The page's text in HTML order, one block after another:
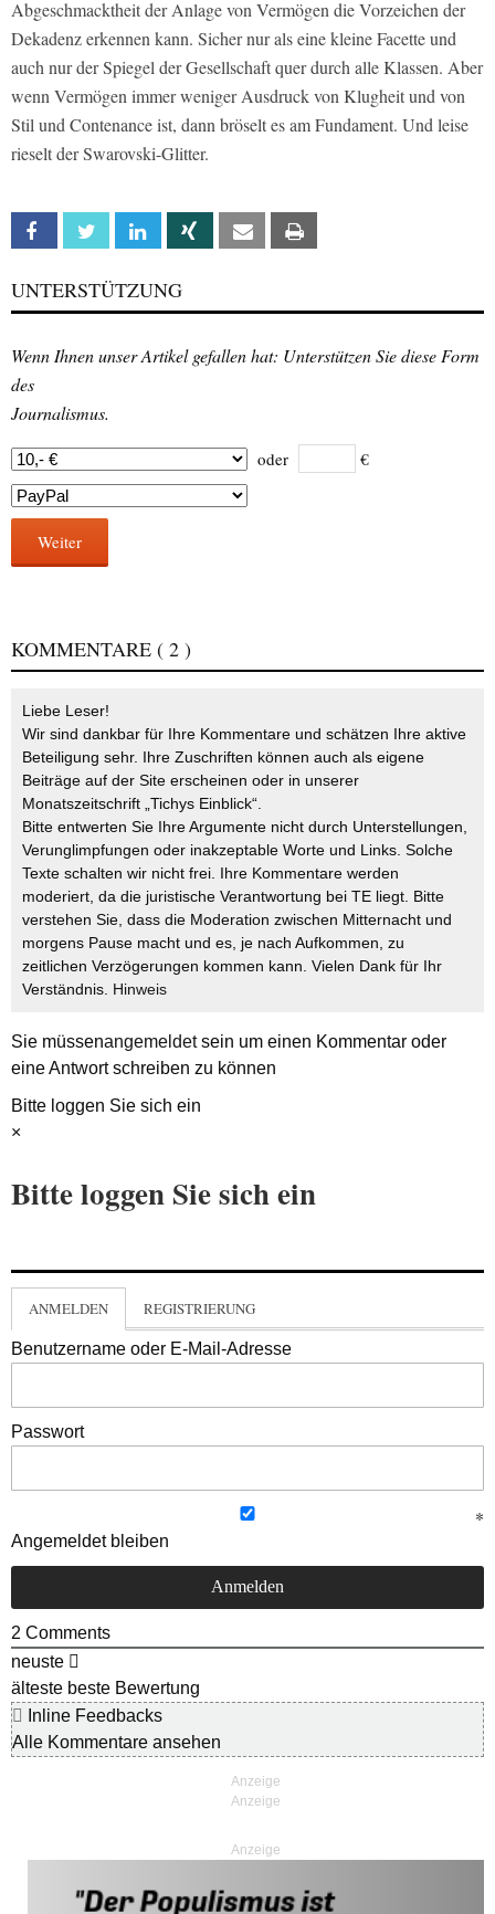
Abgeschmacktheit der Anlage von Vermögen die Vorzeichen der
Dekadenz erkennen kann. Sicher nur als eine kleine Facette und
auch nur der Spiegel der Gesellschaft quer durch alle Klassen. Aber
wenn Vermögen immer weniger Ausdruck von Klugheit und von
Stil und Contenance ist, dann bröselt es am Fundament. Und leise
rieselt der Swarovski-Glitter.
Facebook Twitter Linkedin Xing Email
UNTERSTÜTZUNG
Wenn Ihnen unser Artikel gefallen hat: Unterstützen Sie diese Form
des
Journalismus.
oder €
Weiter
KOMMENTARE ( 2 )
Liebe Leser!
Wir sind dankbar für Ihre Kommentare und schätzen Ihre aktive
Beteiligung sehr. Ihre Zuschriften können auch als eigene
Beiträge auf der Site erscheinen oder in unserer
Monatszeitschrift „Tichys Einblick“.
Bitte entwerten Sie Ihre Argumente nicht durch Unterstellungen,
Verunglimpfungen oder inakzeptable Worte und Links. Solche
Texte schalten wir nicht frei. Ihre Kommentare werden
moderiert, da die juristische Verantwortung bei TE liegt. Bitte
verstehen Sie, dass die Moderation zwischen Mitternacht und
morgens Pause macht und es, je nach Aufkommen, zu
zeitlichen Verzögerungen kommen kann. Vielen Dank für Ihr
Verständnis. Hinweis
Sie müssenangemeldetsein um einen Kommentar oder
eine Antwort schreiben zu können
Bitte loggen Sie sich ein
×
Bitte loggen Sie sich ein
ANMELDEN REGISTRIERUNG
Benutzername oder E-Mail-Adresse
Passwort
Angemeldet bleiben
2 Comments
neuste
älteste beste Bewertung
Inline Feedbacks
Alle Kommentare ansehen
Anzeige